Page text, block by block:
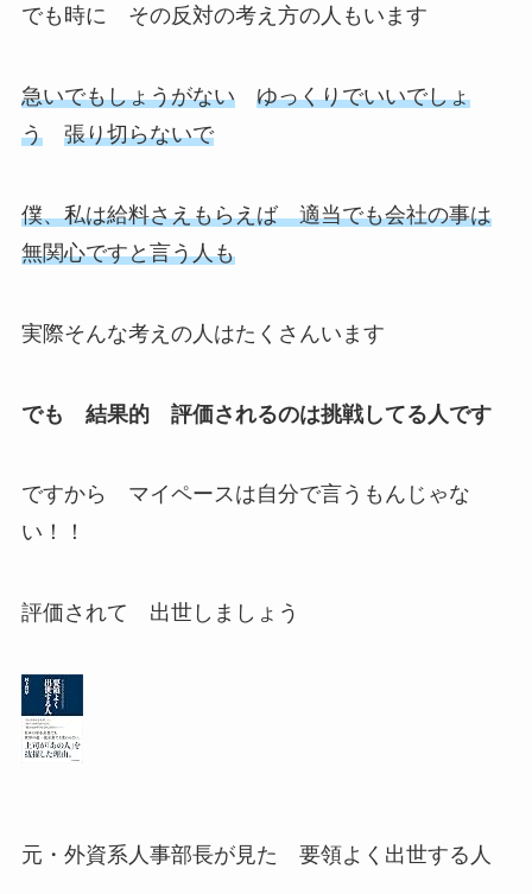
でも時に その反対の考え方の人もいます
急いでもしょうがない
ゆっくりでいいでしょ
う
張り切らないで
僕、私は給料さえもらえば 適当でも会社の事は
無関心ですと言う人も
実際そんな考えの人はたくさんいます
でも 結果的 評価されるのは挑戦してる人です
ですから マイペースは自分で言うもんじゃな
い！！
評価されて 出世しましょう
元・外資系人事部長が見た 要領よく出世する人